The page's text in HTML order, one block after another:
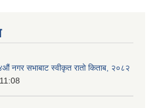
नगर सभाबाट स्वीकृत रातो किताब, २०८२